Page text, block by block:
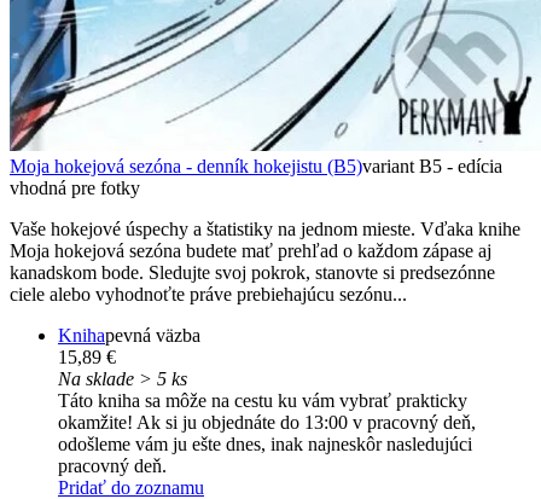
Moja hokejová sezóna - denník hokejistu (B5)variant B5 - edícia
vhodná pre fotky
Vaše hokejové úspechy a štatistiky na jednom mieste. Vďaka knihe
Moja hokejová sezóna budete mať prehľad o každom zápase aj
kanadskom bode. Sledujte svoj pokrok, stanovte si predsezónne
ciele alebo vyhodnoťte práve prebiehajúcu sezónu...
Knihapevná väzba
15,89 €
Na sklade > 5 ks
Táto kniha sa môže na cestu ku vám vybrať prakticky
okamžite! Ak si ju objednáte do 13:00 v pracovný deň,
odošleme vám ju ešte dnes, inak najneskôr nasledujúci
pracovný deň.
Pridať do zoznamu